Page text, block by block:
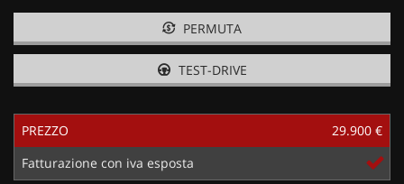
PERMUTA
TEST-DRIVE
PREZZO
29.900 €
Fatturazione con iva esposta